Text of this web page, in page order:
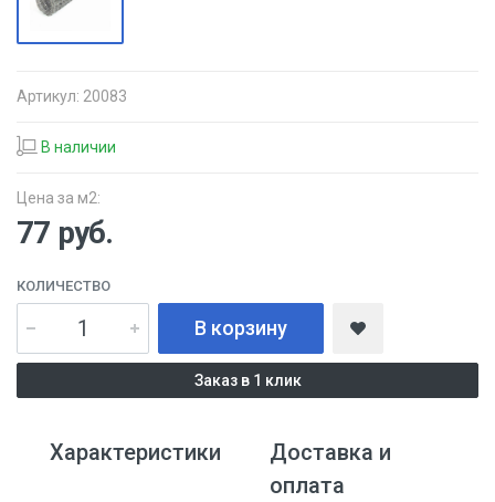
Артикул: 20083
В наличии
Цена за м2:
77 руб.
КОЛИЧЕСТВО
В корзину
Заказ в 1 клик
Характеристики
Доставка и
оплата